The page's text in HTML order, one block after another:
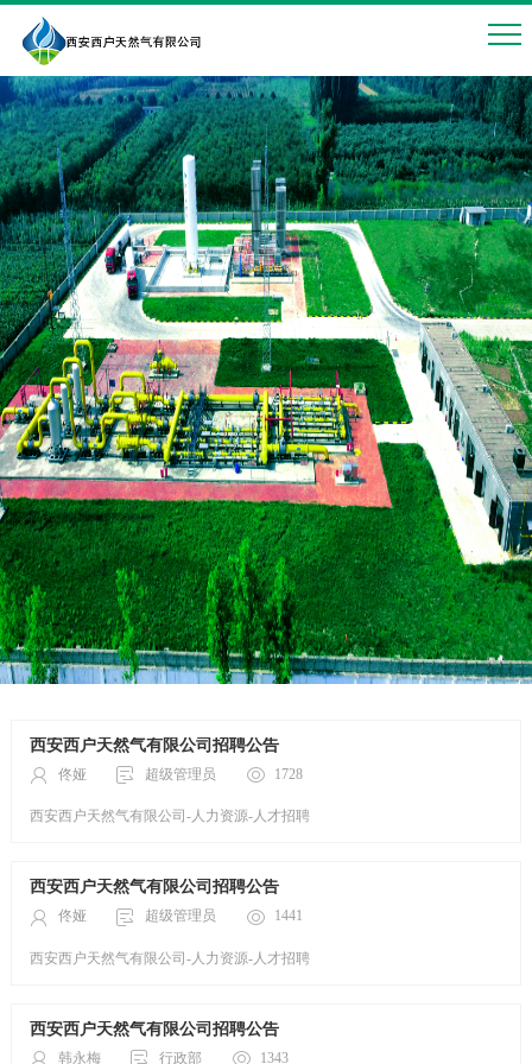
西安西户天然气有限公司招聘公告
佟娅 超级管理员 1728
西安西户天然气有限公司-人力资源-人才招聘
西安西户天然气有限公司招聘公告
佟娅 超级管理员 1441
西安西户天然气有限公司-人力资源-人才招聘
西安西户天然气有限公司招聘公告
韩永梅 行政部 1343